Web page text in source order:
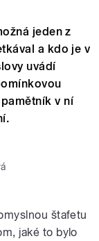
jeden z
a kdo je v
uvádí
v ní
štafetu
jaké to bylo